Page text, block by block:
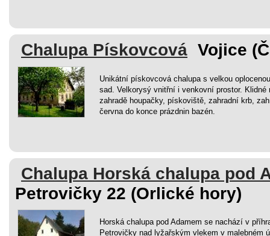
Chalupa Pískovcová Vojice
Unikátní pískovcová chalupa s velkou
sad. Velkorysý vnitřní i venkovní prostor.
zahradě houpačky, pískoviště, zahradní krb,
června do konce prázdnin bazén.
Chalupa Horská chalupa pod
Petrovičky 22 (Orlické hory)
Horská chalupa pod Adamem se nachází v
Petrovičky nad lyžařským vlekem v malebném